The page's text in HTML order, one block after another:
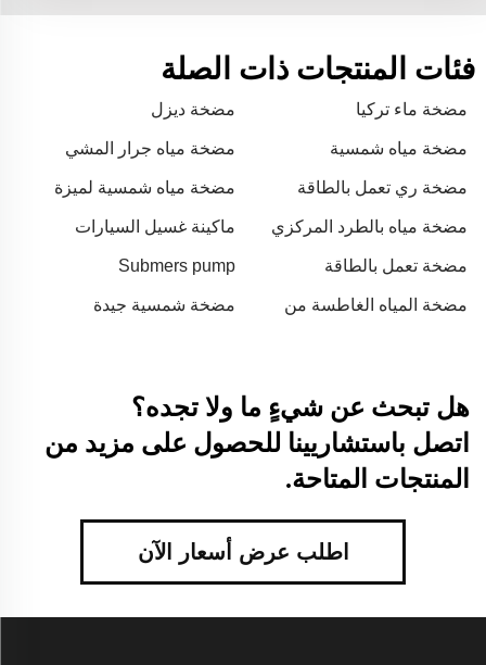
فئات المنتجات ذات الصلة
مضخة ماء تركيا مضخة ديزل
مضخة مياه شمسية مضخة مياه جرار المشي
مضخة ري تعمل بالطاقة
مضخة مياه شمسية لميزة
مضخة مياه بالطرد المركزي
ماكينة غسيل السيارات
مضخة تعمل بالطاقة
Submers pump
مضخة المياه الغاطسة من
مضخة شمسية جيدة
هل تبحث عن شيءٍ ما ولا تجده؟
اتصل باستشاريينا للحصول على مزيد من
المنتجات المتاحة.
اطلب عرض أسعار الآن